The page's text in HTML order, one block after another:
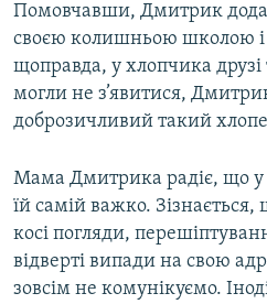
Помовчавши, Дмитрик
своєю колишньою школою і
щоправда, у хлопчика друзі
могли не з’явитися,
доброзичливий такий
Мама Дмитрика радіє, що у
їй самій важко. Зізнається,
косі погляди,
відверті випади на свою
зовсім не комунікуємо.